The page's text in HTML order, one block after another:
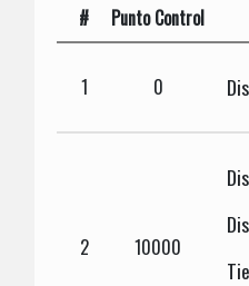
# Punto Control
1 0
2 10000